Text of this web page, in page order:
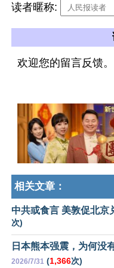
读者暱称:
欢迎您的留言反馈。
相关文章：
中共或食言 美敦促北京
次)
日本熊本强震，为何没
2026/7/31 (1,366次)